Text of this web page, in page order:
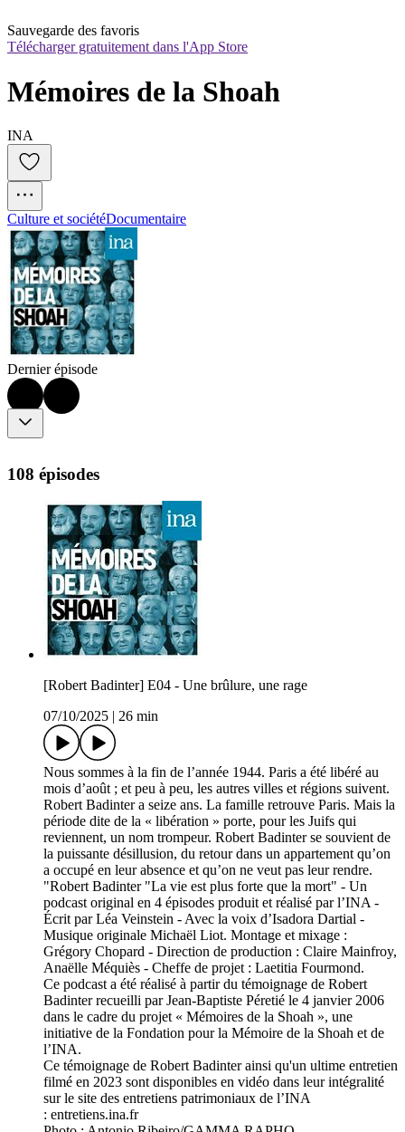
Sauvegarde des favoris
Télécharger gratuitement dans l'App Store
Mémoires de la Shoah
INA
Culture et sociétéDocumentaire
Dernier épisode
108 épisodes
[Robert Badinter] E04 - Une brûlure, une rage
07/10/2025
26 min
Nous sommes à la fin de l’année 1944. Paris a été libéré au
mois d’août ; et peu à peu, les autres villes et régions suivent.
Robert Badinter a seize ans. La famille retrouve Paris. Mais la
période dite de la « libération » porte, pour les Juifs qui
reviennent, un nom trompeur. Robert Badinter se souvient de
la puissante désillusion, du retour dans un appartement qu’on
a occupé en leur absence et qu’on ne veut pas leur rendre.
"Robert Badinter "La vie est plus forte que la mort" - Un
podcast original en 4 épisodes produit et réalisé par l’INA -
Écrit par Léa Veinstein - Avec la voix d’Isadora Dartial -
Musique originale Michaël Liot. Montage et mixage :
Grégory Chopard - Direction de production : Claire Mainfroy,
Anaëlle Méquiès - Cheffe de projet : Laetitia Fourmond.
Ce podcast a été réalisé à partir du témoignage de Robert
Badinter recueilli par Jean-Baptiste Péretié le 4 janvier 2006
dans le cadre du projet « Mémoires de la Shoah », une
initiative de la Fondation pour la Mémoire de la Shoah et de
l’INA.
Ce témoignage de Robert Badinter ainsi qu'un ultime entretien
filmé en 2023 sont disponibles en vidéo dans leur intégralité
sur le site des entretiens patrimoniaux de l’INA
: entretiens.ina.fr